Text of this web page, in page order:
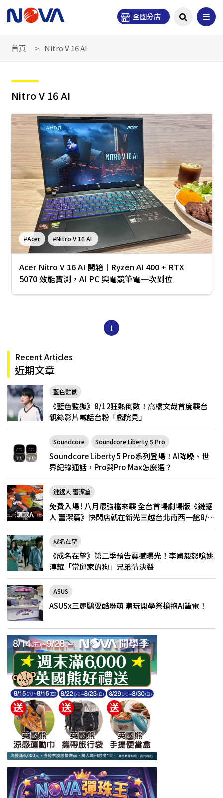
全國分店
首頁 Nitro V 16 AI
Nitro V 16 AI
#Acer #Nitro V 16 AI
Acer Nitro V 16 AI 開箱｜Ryzen AI 400 + RTX
5070 效能實測，AI PC 與電競筆電一次到位
1
Recent Articles
近期文章
藍色監獄
《藍色監獄》8/12狂熱倒數！高橋文哉首度襲台
親錄影片喊話台粉「戲院見」
Soundcore Soundcore Liberty 5 Pro
Soundcore Liberty 5 Pro系列登場！AI降噪、世
界紀錄通話，Pro與Pro Max怎麼選？
鏈鋸人 蕾潔篇
免費入場 ! 八月最強檔來襲 全台首場劇場版《鏈鋸
人 蕾潔篇》快閃店就在新光三越台北南西一館8/6
限定登場
成名在望
《成名在望》第二季預告震撼曝光！李國毅怒嗆姚
淳耀「當邱家的狗」兄弟情決裂
ASUS
ASUSx三麗鷗耍酷聯萌 潮玩開學祭搶抱AI筆電！